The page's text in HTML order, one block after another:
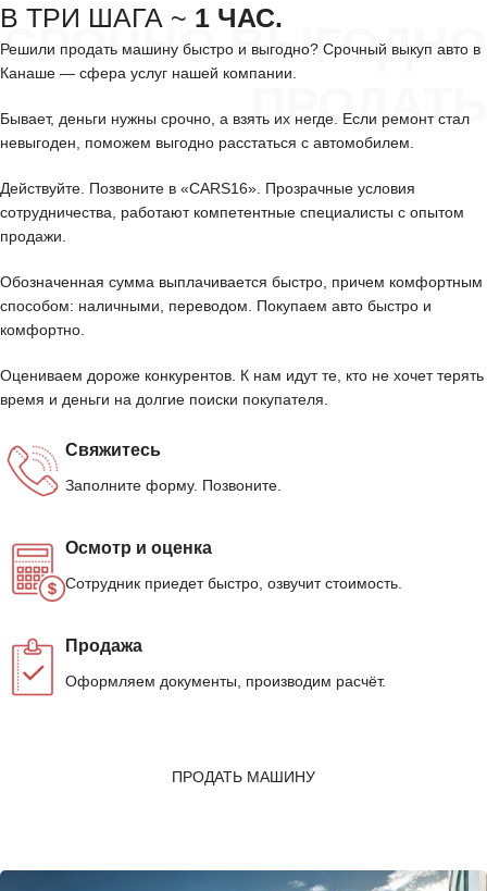
СРОЧНО ВЫГОДНО
ПРОДАТЬ
В ТРИ ШАГА ~ 1 ЧАС.
Решили продать машину быстро и выгодно? Срочный выкуп авто в
Канаше — сфера услуг нашей компании.
Бывает, деньги нужны срочно, а взять их негде. Если ремонт стал
невыгоден, поможем выгодно расстаться с автомобилем.
Действуйте. Позвоните в «CARS16». Прозрачные условия
сотрудничества, работают компетентные специалисты с опытом
продажи.
Обозначенная сумма выплачивается быстро, причем комфортным
способом: наличными, переводом. Покупаем авто быстро и
комфортно.
Оцениваем дороже конкурентов. К нам идут те, кто не хочет терять
время и деньги на долгие поиски покупателя.
Свяжитесь
Заполните форму. Позвоните.
Осмотр и оценка
Сотрудник приедет быстро, озвучит стоимость.
Продажа
Оформляем документы, производим расчёт.
ПРОДАТЬ МАШИНУ